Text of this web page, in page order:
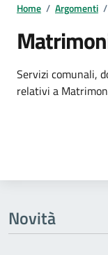
Home / Argomenti /
Dettagli
Servizi comunali,
relativi a
Novità